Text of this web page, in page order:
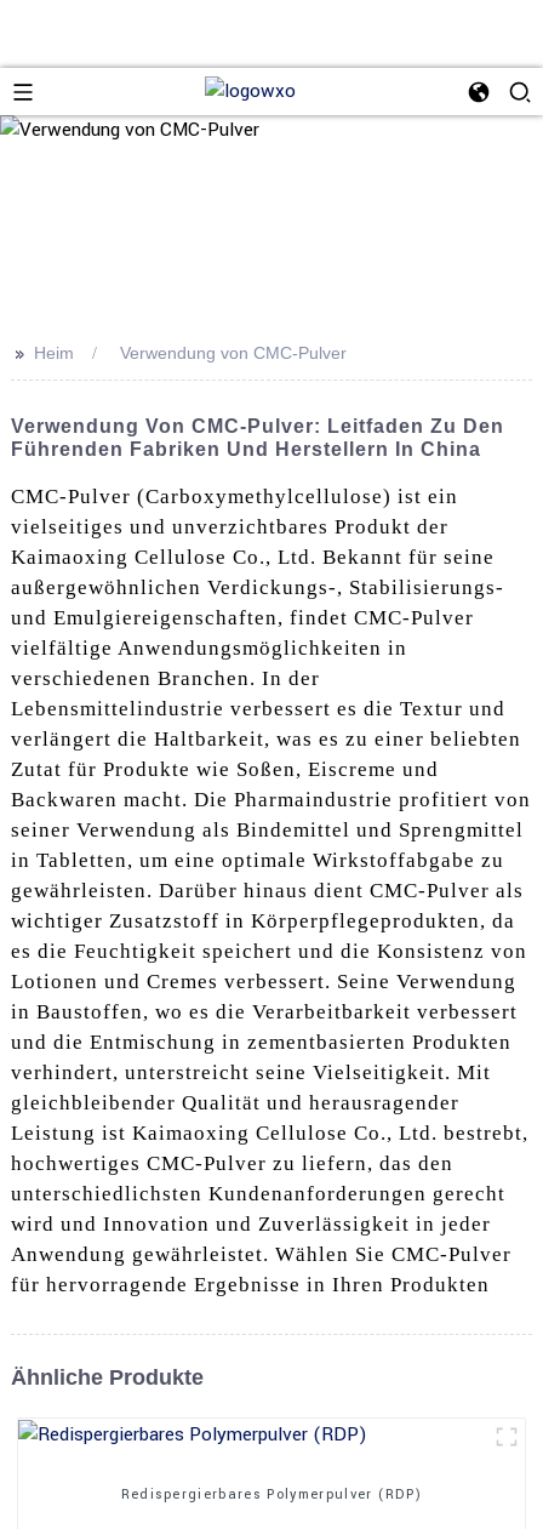
>> Heim Verwendung von CMC-Pulver
Verwendung Von CMC-Pulver: Leitfaden Zu Den
Führenden Fabriken Und Herstellern In China
CMC-Pulver (Carboxymethylcellulose) ist ein
vielseitiges und unverzichtbares Produkt der
Kaimaoxing Cellulose Co., Ltd. Bekannt für seine
außergewöhnlichen Verdickungs-, Stabilisierungs-
und Emulgiereigenschaften, findet CMC-Pulver
vielfältige Anwendungsmöglichkeiten in
verschiedenen Branchen. In der
Lebensmittelindustrie verbessert es die Textur und
verlängert die Haltbarkeit, was es zu einer beliebten
Zutat für Produkte wie Soßen, Eiscreme und
Backwaren macht. Die Pharmaindustrie profitiert von
seiner Verwendung als Bindemittel und Sprengmittel
in Tabletten, um eine optimale Wirkstoffabgabe zu
gewährleisten. Darüber hinaus dient CMC-Pulver als
wichtiger Zusatzstoff in Körperpflegeprodukten, da
es die Feuchtigkeit speichert und die Konsistenz von
Lotionen und Cremes verbessert. Seine Verwendung
in Baustoffen, wo es die Verarbeitbarkeit verbessert
und die Entmischung in zementbasierten Produkten
verhindert, unterstreicht seine Vielseitigkeit. Mit
gleichbleibender Qualität und herausragender
Leistung ist Kaimaoxing Cellulose Co., Ltd. bestrebt,
hochwertiges CMC-Pulver zu liefern, das den
unterschiedlichsten Kundenanforderungen gerecht
wird und Innovation und Zuverlässigkeit in jeder
Anwendung gewährleistet. Wählen Sie CMC-Pulver
für hervorragende Ergebnisse in Ihren Produkten
Ähnliche Produkte
Redispergierbares Polymerpulver (RDP)